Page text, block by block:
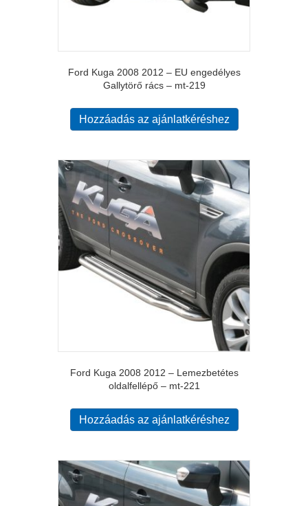
Ford Kuga 2008 2012 – EU engedélyes
Gallytörő rács – mt-219
Hozzáadás az ajánlatkéréshez
Ford Kuga 2008 2012 – Lemezbetétes
oldalfellépő – mt-221
Hozzáadás az ajánlatkéréshez